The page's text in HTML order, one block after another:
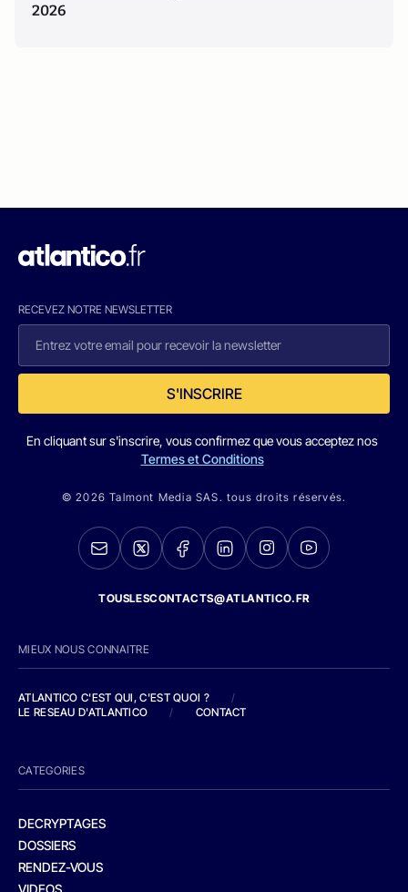
2026
RECEVEZ NOTRE NEWSLETTER
S'INSCRIRE
En cliquant sur s'inscrire, vous confirmez que vous acceptez nos
Termes et Conditions
© 2026 Talmont Media SAS. tous droits réservés.
TOUSLESCONTACTS@ATLANTICO.FR
MIEUX NOUS CONNAITRE
ATLANTICO C'EST QUI, C'EST QUOI ?
/
LE RESEAU D'ATLANTICO
/ CONTACT
CATEGORIES
DECRYPTAGES
DOSSIERS
RENDEZ-VOUS
VIDEOS